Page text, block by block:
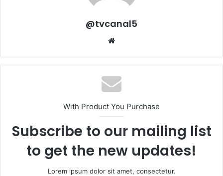
@tvcanal5
With Product You Purchase
Subscribe to our mailing list
to get the new updates!
Lorem ipsum dolor sit amet, consectetur.